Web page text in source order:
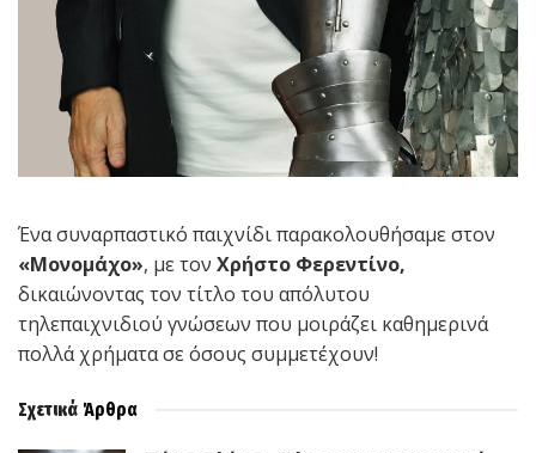
Ένα συναρπαστικό παιχνίδι παρακολουθήσαμε στον
«Μονομάχο», με τον Χρήστο Φερεντίνο,
δικαιώνοντας τον τίτλο του απόλυτου
τηλεπαιχνιδιού γνώσεων που μοιράζει καθημερινά
πολλά χρήματα σε όσους συμμετέχουν!
Σχετικά Άρθρα